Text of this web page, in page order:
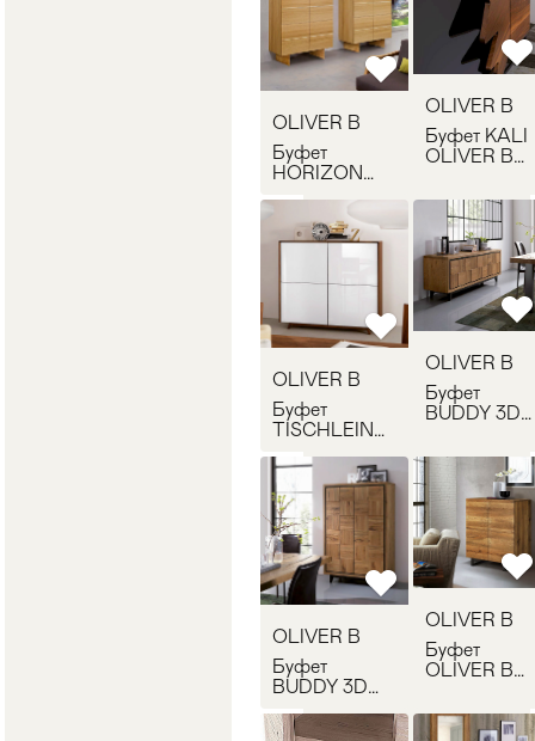
OLIVER B
Буфет
HORIZON
HZ1200
OLIVER B
Буфет KALI
OLIVER B
OLIVER B
Буфет
TISCHLEIN
TL1200
OLIVER B
Буфет
BUDDY 3D
BU2000
OLIVER B
Буфет
BUDDY 3D
BU2200
OLIVER B
Буфет
OLIVER B
02